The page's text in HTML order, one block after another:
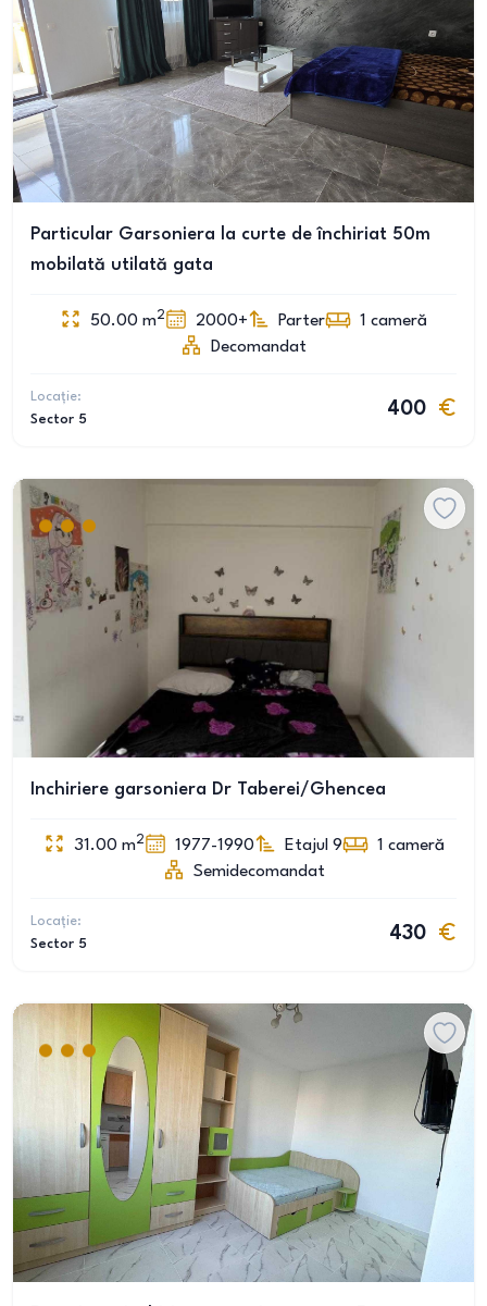
Particular Garsoniera la curte de închiriat 50m
mobilată utilată gata
50.00 m2 2000+ Parter 1 cameră
Decomandat
Locație:
Sector 5
400
Inchiriere garsoniera Dr Taberei/Ghencea
31.00 m2 1977-1990 Etajul 9 1 cameră
Semidecomandat
Locație:
Sector 5
430